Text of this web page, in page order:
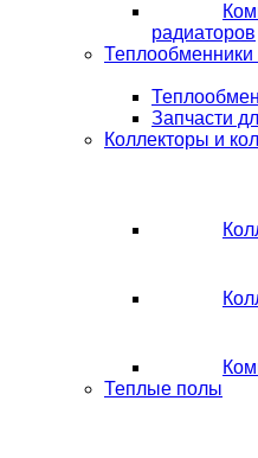
радиаторов
Теплообменники
Запчасти
Коллекторы и
Теплые полы